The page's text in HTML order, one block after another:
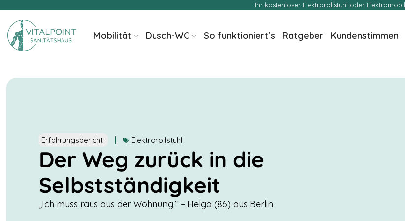
springen
Ihr kostenloser Elektrorollstuhl oder Elektromobil.
Mobilität Dusch-WC So funktioniert’s Ratgeber Kundenstimmen
Erfahrungsbericht Elektrorollstuhl
Der Weg zurück in die
Selbstständigkeit
„Ich muss raus aus der Wohnung.“ – Helga (86) aus Berlin